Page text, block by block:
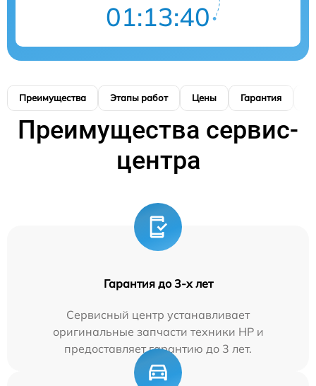
01:13:39
Преимущества Этапы работ Цены Гарантия
Преимущества сервис-
центра
Гарантия до 3-х лет
Сервисный центр устанавливает
оригинальные запчасти техники HP и
предоставляет гарантию до 3 лет.